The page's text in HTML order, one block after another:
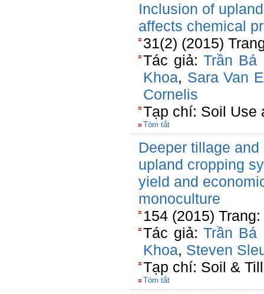
Inclusion of
affects chemical
31(2) (2015)
Tác giả:Trần Bá
Khoa, Sara Van
Cornelis
Tạp chí: Soil Use
Tóm tắt
Deeper tillage
upland cropping
yield and
monoculture
154 (2015)
Tác giả:Trần Bá
Khoa, Steven
Tạp chí: Soil &
Tóm tắt